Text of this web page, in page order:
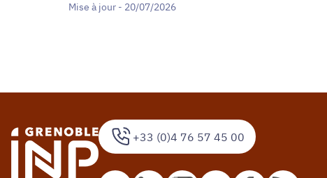
Mise à jour - 20/07/2026
+33 (0)4 76 57 45 00